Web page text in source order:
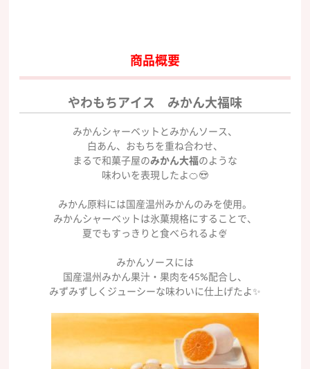
商品概要
やわもちアイス みかん大福味
みかんシャーベットとみかんソース、
白あん、おもちを重ね合わせ、
まるで和菓子屋のみかん大福のような
味わいを表現したよ🍊😍
みかん原料には国産温州みかんのみを使用。
みかんシャーベットは氷菓規格にすることで、
夏でもすっきりと食べられるよ🍨
みかんソースには
国産温州みかん果汁・果肉を45%配合し、
みずみずしくジューシーな味わいに仕上げたよ✨